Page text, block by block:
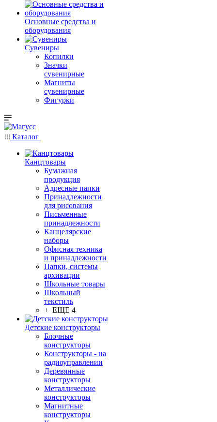
Основные средства и
оборудования
Сувениры
Копилки
Значки
сувенирные
Магниты
сувенирные
Фигурки
Каталог
Канцтовары
Бумажная
продукция
Адресные папки
Принадлежности
для рисования
Письменные
принадлежности
Канцелярские
наборы
Офисная техника
и принадлежности
Папки, системы
архивации
Школьные товары
Школьный
текстиль
+ ЕЩЕ 4
Детские конструкторы
Блочные
конструкторы
Конструкторы - на
радиоуправлении
Деревянные
конструкторы
Металлические
конструкторы
Магнитные
конструкторы